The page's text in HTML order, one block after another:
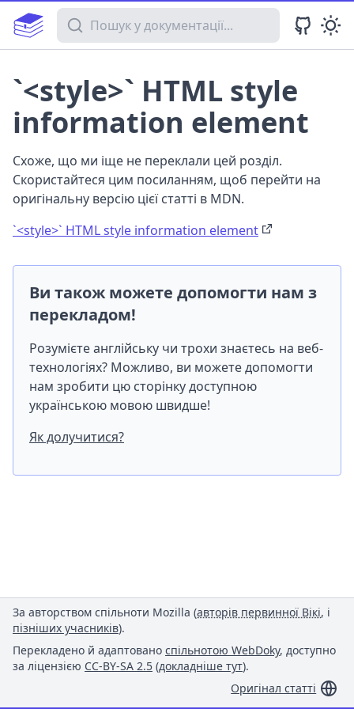
Пошук у документації
`<style>` HTML style
information element
Схоже, що ми іще не переклали цей розділ.
Скористайтеся цим посиланням, щоб перейти на
оригінальну версію цієї статті в MDN.
`<style>` HTML style information element
Ви також можете допомогти нам з
перекладом!
Розумієте англійську чи трохи знаєтесь на веб-
технологіях? Можливо, ви можете допомогти
нам зробити цю сторінку доступною
українською мовою швидше!
Як долучитися?
За авторством спільноти Mozilla (авторів первинної Вікі, і
пізніших учасників).
Перекладено й адаптовано спільнотою WebDoky, доступно
за ліцензією CC-BY-SA 2.5 (докладніше тут).
Оригінал статті